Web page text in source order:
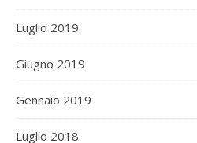
Luglio 2019
Giugno 2019
Gennaio 2019
Luglio 2018